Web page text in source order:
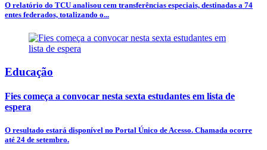
O relatório do TCU analisou cem transferências especiais, destinadas a 74
entes federados, totalizando o...
Educação
Fies começa a convocar nesta sexta estudantes em lista de
espera
O resultado estará disponível no Portal Único de Acesso. Chamada ocorre
até 24 de setembro.